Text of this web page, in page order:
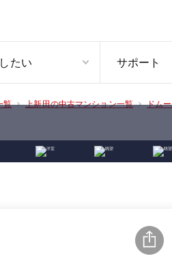
たい サポート
覧 上新田の中古マンション一覧 ドム